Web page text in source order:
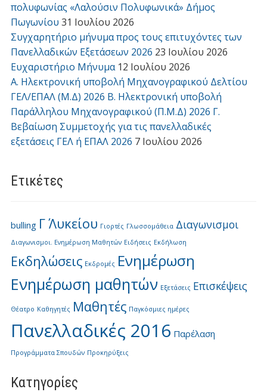
πολυφωνίας «Λαλούσιν Πολυφωνικά» Δήμος
Πωγωνίου 31 Ιουλίου 2026
Συγχαρητήριο μήνυμα προς τους επιτυχόντες των
Πανελλαδικών Εξετάσεων 2026 23 Ιουλίου 2026
Ευχαριστήριο Μήνυμα 12 Ιουλίου 2026
Α. Ηλεκτρονική υποβολή Μηχανογραφικού Δελτίου
ΓΕΛ/ΕΠΑΛ (Μ.Δ) 2026 Β. Ηλεκτρονική υποβολή
Παράλληλου Μηχανογραφικού (Π.Μ.Δ) 2026 Γ.
Βεβαίωση Συμμετοχής για τις πανελλαδικές
εξετάσεις ΓΕΛ ή ΕΠΑΛ 2026 7 Ιουλίου 2026
Ετικέτες
bulling Γ΄ Λυκείου Γιορτές Γλωσσομάθεια Διαγωνισμοι
Διαγωνισμοι. Ενημέρωση Μαθητών Ειδήσεις Εκδήλωση
Εκδηλώσεις Εκδρομές Ενημέρωση
Ενημέρωση μαθητών Εξετάσεις Επισκέψεις
Θέατρο Καθηγητές Μαθητές Παγκόσμιες ημέρες
Πανελλαδικές 2016 Παρέλαση
Προγράμματα Σπουδών Προκηρύξεις
Kατηγορίες